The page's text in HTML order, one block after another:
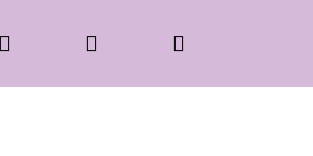
Příslušenství k zaplétání
Přihlášení